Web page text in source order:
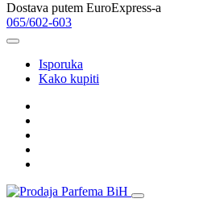
Dostava putem EuroExpress-a
065/602-603
Isporuka
Kako kupiti